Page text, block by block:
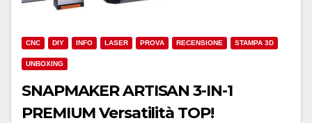
CNC DIY INFO LASER PROVA RECENSIONE STAMPA 3D
UNBOXING
SNAPMAKER ARTISAN 3-IN-1
PREMIUM Versatilità TOP!